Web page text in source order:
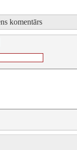
komentārs